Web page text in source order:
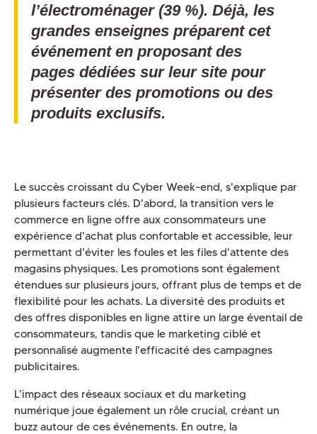
l’électroménager (39 %). Déjà, les
grandes enseignes préparent cet
événement en proposant des
pages dédiées sur leur site pour
présenter des promotions ou des
produits exclusifs.
Le succès croissant du Cyber Week-end, s'explique par
plusieurs facteurs clés. D'abord, la transition vers le
commerce en ligne offre aux consommateurs une
expérience d'achat plus confortable et accessible, leur
permettant d'éviter les foules et les files d'attente des
magasins physiques. Les promotions sont également
étendues sur plusieurs jours, offrant plus de temps et de
flexibilité pour les achats. La diversité des produits et
des offres disponibles en ligne attire un large éventail de
consommateurs, tandis que le marketing ciblé et
personnalisé augmente l'efficacité des campagnes
publicitaires.
L'impact des réseaux sociaux et du marketing
numérique joue également un rôle crucial, créant un
buzz autour de ces événements. En outre, la